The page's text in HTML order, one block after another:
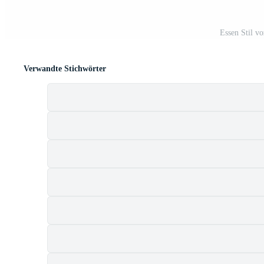
Essen Stil
Verwandte Stichwörter